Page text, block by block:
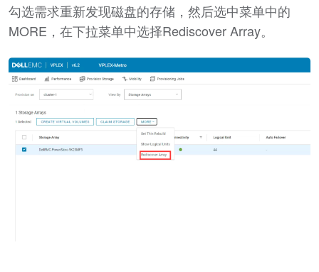
勾选需求重新发现磁盘的存储，然后选中菜单中的
MORE，在下拉菜单中选择Rediscover Array。